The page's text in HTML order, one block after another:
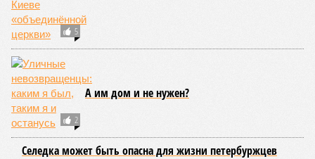
5
2
А им дом и не нужен?
Селедка может быть опасна для жизни петербуржцев